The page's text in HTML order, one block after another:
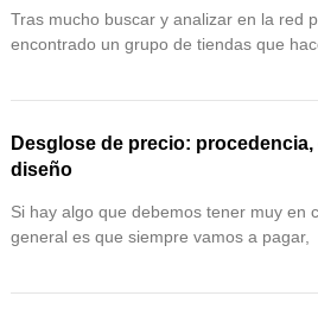
Tras mucho buscar y analizar en la red
encontrado un grupo de tiendas que
Desglose de precio:
diseño
Si hay algo que debemos tener muy en
general es que siempre vamos a pagar,